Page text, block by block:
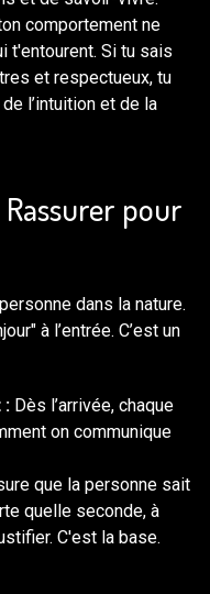
comportement ne
t'entourent. Si tu sais
et respectueux, tu
l’intuition et de la
Rassurer pour
dans la nature.
à l’entrée. C’est un
: Dès l’arrivée, chaque
on communique
que la personne sait
quelle seconde, à
C'est la base.